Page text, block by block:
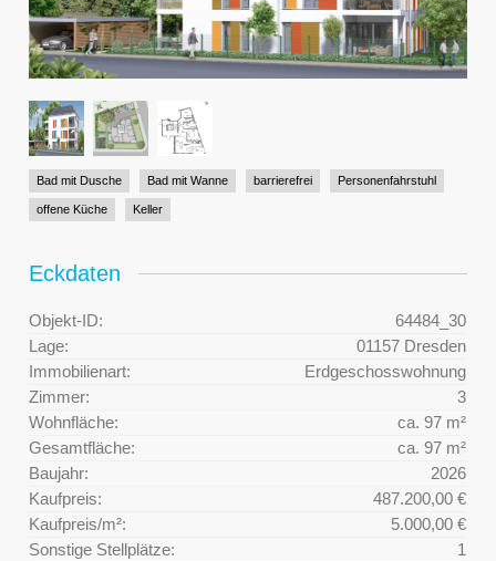
Bad mit Dusche Bad mit Wanne barrierefrei Personenfahrstuhl
offene Küche Keller
Eckdaten
Objekt-ID:
64484_30
Lage:
01157 Dresden
Immobilienart:
Erdgeschosswohnung
Zimmer:
3
Wohnfläche:
ca. 97 m²
Gesamtfläche:
ca. 97 m²
Baujahr:
2026
Kaufpreis:
487.200,00 €
Kaufpreis/m²:
5.000,00 €
Sonstige Stellplätze:
1